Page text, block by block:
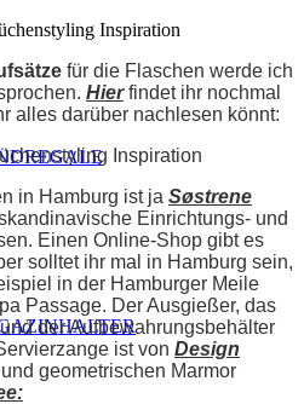
für die Flaschen werde ich
Hierfindet ihr nochmal
alles darüber nachlesen könnt:
in Hamburg ist ja Søstrene
Einrichtungs- und
Einen Online-Shop gibt es
solltet ihr mal in Hamburg sein,
in der Hamburger Meile
Passage. Der Ausgießer, das
der Aufbewahrungsbehälter
ist von Design
geometrischen Marmor
: